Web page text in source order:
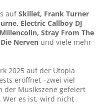
aufSkillet, Frank Turner
Electric Callboy DJ
Stray From The
Nerven und viele mehr
2025 auf der Utopia
eröffnet –zwei viel
der Musikszene gefeiert
Wer es ist, wird nicht